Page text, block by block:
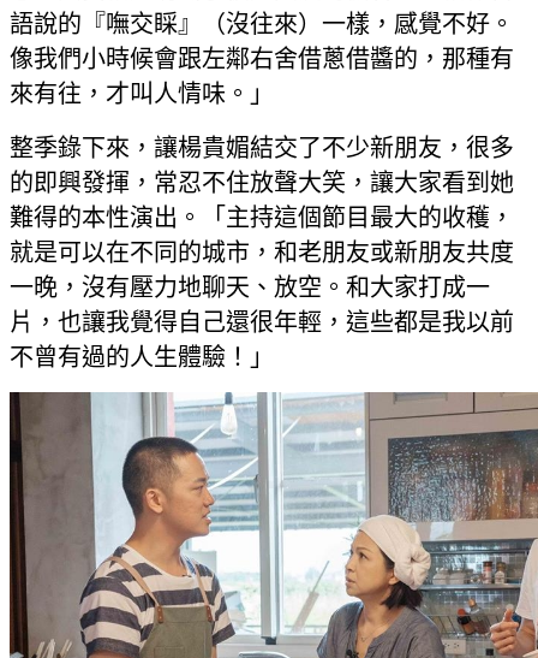
語說的『嘸交睬』（沒往來）一樣，感覺不好。
像我們小時候會跟左鄰右舍借蔥借醬的，那種有
來有往，才叫人情味。」
整季錄下來，讓楊貴媚結交了不少新朋友，很多
的即興發揮，常忍不住放聲大笑，讓大家看到她
難得的本性演出。「主持這個節目最大的收穫，
就是可以在不同的城市，和老朋友或新朋友共度
一晚，沒有壓力地聊天、放空。和大家打成一
片，也讓我覺得自己還很年輕，這些都是我以前
不曾有過的人生體驗！」